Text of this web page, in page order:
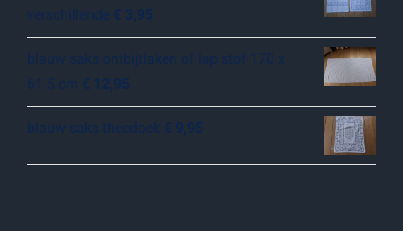
verschillende € 3,95
blauw saks ontbijtlaken of lap stof 170 x
61.5 cm € 12,95
blauw saks theedoek € 9,95